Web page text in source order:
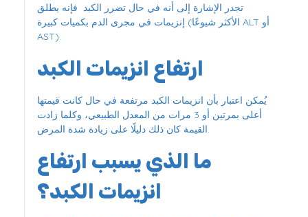
تجدر الإشارة إلى أنه في حال تضرر الكبد فإنه يطلق
إنزيمات في مجرى الدم بكميات كبيرة (الأكثر شيوعًا ALT أو
AST).
ارتفاع انزيمات الكبد
يُمكن اعتبار بأن انزيمات الكبد مرتفعة في حال كانت قيمتها
أعلى بمرتين أو 3 مرات من المعدل الطبيعي، وكلما زادت
القيمة كان ذلك دليلًا على زيادة شدة المرض.
ما الذي يسبب ارتفاع
انزيمات الكبد؟